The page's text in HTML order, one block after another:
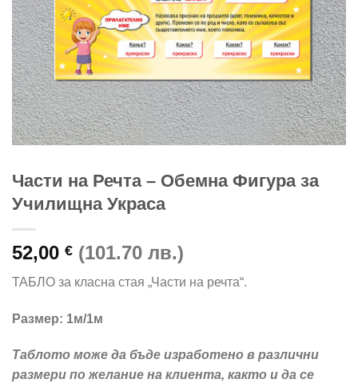
Части на Речта – Обемна Фигура за
Училищна Украса
52,00 € (101.70 лв.)
ТАБЛО за класна стая „Части на речта“.
Размер: 1м/1м
Таблото може да бъде изработено в различни
размери по желание на клиента, както и да се